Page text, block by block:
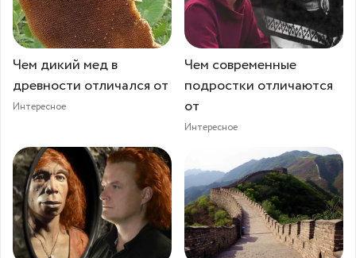
Чем дикий мед в
древности отличался от
Интересное
Чем современные
подростки отличаются
от
Интересное